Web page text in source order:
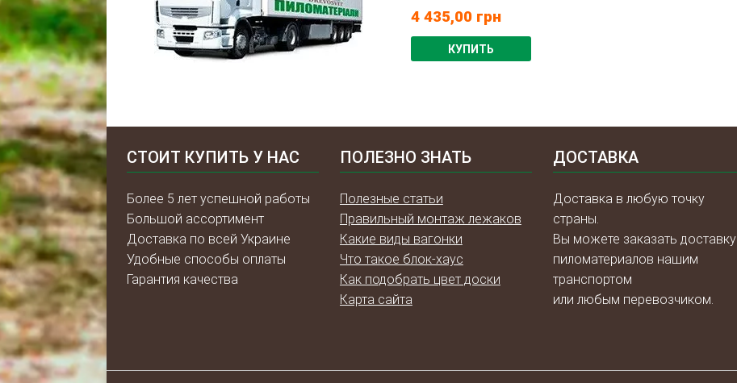
4 435,00грн
КУПИТЬ
СТОИТ КУПИТЬ У НАС
Более 5 лет успешной работы
Большой ассортимент
Доставка по всей Украине
Удобные способы оплаты
Гарантия качества
ПОЛЕЗНО ЗНАТЬ
Полезные статьи
Правильный монтаж лежаков
Какие виды вагонки
Что такое блок-хаус
Как подобрать цвет доски
Карта сайта
ДОСТАВКА
Доставка в любую точку
страны.
Вы можете заказать доставку
пиломатериалов нашим
транспортом
или любым перевозчиком.